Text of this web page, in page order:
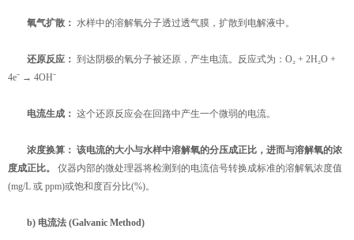
氧气扩散： ​ 水样中的溶解氧分子透过透气膜，扩散到电解液中。
还原反应： ​ 到达阴极的氧分子被还原，产生电流。反应式为：O₂ + 2H₂O +
4e⁻ → 4OH⁻
电流生成： ​ 这个还原反应会在回路中产生一个微弱的电流。
浓度换算： 该电流的大小与水样中溶解氧的分压成正比，进而与溶解氧的浓
度成正比。
​ 仪器内部的微处理器将检测到的电流信号转换成标准的溶解氧浓度值
(mg/L 或 ppm)或饱和度百分比(%)。
b) 电流法 (Galvanic Method)